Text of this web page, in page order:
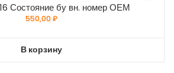
Состояние бу вн. номер ОЕМ
550,00₽
В корзину